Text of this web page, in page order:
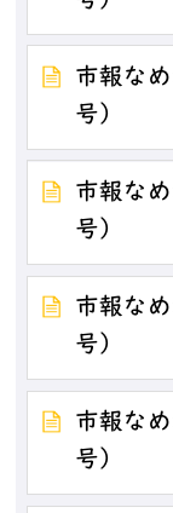
市報な
号）
市報な
号）
市報な
号）
市報な
号）